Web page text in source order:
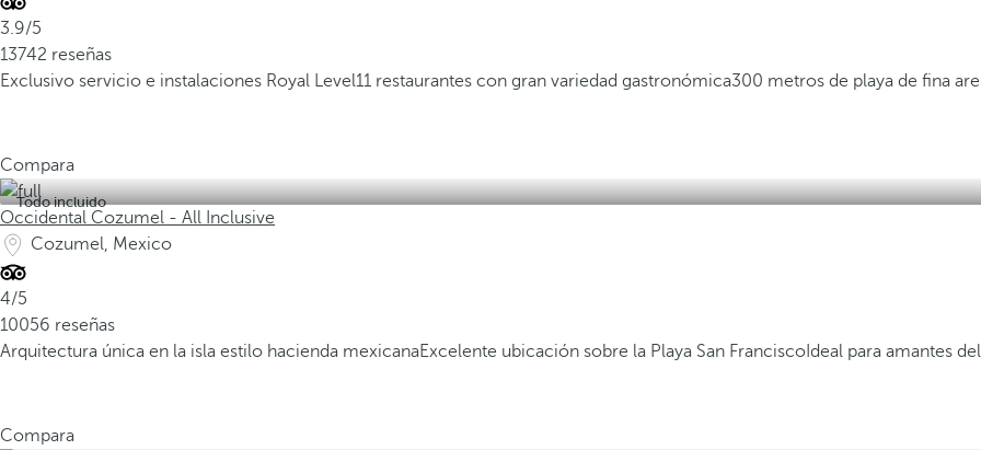
3.9/5
13742 reseñas
Exclusivo servicio e instalaciones Royal Level11 restaurantes con gran variedad gastronómica300 metros de playa de fina
Compara
Todo incluido
Occidental Cozumel - All Inclusive
Cozumel, Mexico
4/5
10056 reseñas
Arquitectura única en la isla estilo hacienda mexicanaExcelente ubicación sobre la Playa San Francisco Ideal para amantes
Compara